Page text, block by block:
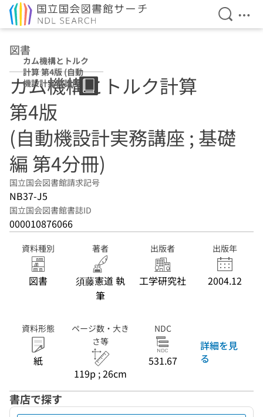
検索を
メ
図書
カム機構とトルク
計算 第4版 (自動
機設計実務講座 ;
基礎編 第4分冊)
カム機構とトルク計算
第4版
(自動機設計実務講座 ; 基礎
編 第4分冊)
国立国会図書館請求記号
NB37-J5
国立国会図書館書誌ID
000010876066
資料種別
図書
著者
須藤憲道 執
筆
出版者
工学研究社
出版年
2004.12
資料形態
紙
ページ数・大き
さ等
119p ; 26cm
NDC
531.67
詳細を見
る
書店で探す